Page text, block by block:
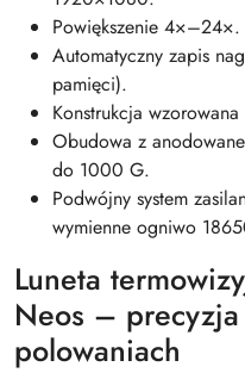
Powiększenie 4×–24×.
Automatyczny zapis
pamięci).
Konstrukcja
Obudowa z
do 1000 G.
Podwójny system
wymienne ogniwo
Luneta
Neos –
polowaniach